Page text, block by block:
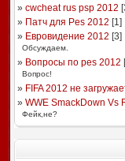
» cwcheat rus psp 2012 [
» Патч для Pes 2012 [1]
» Евровидение 2012 [3]
Обсуждаем.
» Вопросы по pes 2012
Вопрос!
» FIFA 2012 не
» WWE SmackDown Vs
Фейк,не?